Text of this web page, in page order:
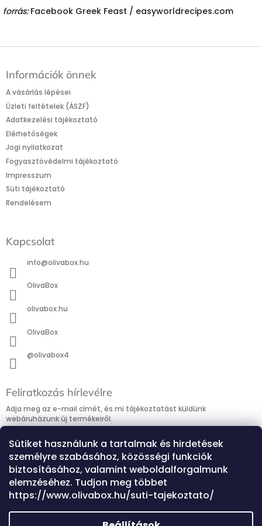
Sütiket használunk a tartalmak és hirdetések
személyre szabásához, közösségi funkciók
biztosításához, valamint weboldalforgalmunk
elemzéséhez. Tudjon meg többet
https://www.olivabox.hu/suti-tajekoztato/
forrás:Facebook Greek Feast / easyworldrecipes.com
Információk önnek
A vásárlás lépései
Üzleti feltételek (ÁSZF)
Adatkezelési tájékoztató
Elérhetőségek
Jogi nyilatkozat
Fogyasztóvédelmi tájékoztató
Impresszum
Süti tájékoztató
Rendelésem
Kapcsolat
info@olivabox.hu
OlivaBox
olivabox.hu
OlivaBox
@olivabox4
Feliratkozás hírlevélre
Adja meg az e-mail címét, és mi tájékoztatást küldünk
webáruházunk új termékeiről.
Hozzájárulok, hogy az általam önként megadott nevem és e-
mail címem felhasználásával a www.olivabox.hurészemre e-mail
útján hírleveleket, ajánlatokat küldjön. Kijelentem, hogy az
adatkezelési tájékoztatót
elolvastam. Megértettem, hogy a
hozzájárulásom bármikor visszavonhatom.
Feliratkozás